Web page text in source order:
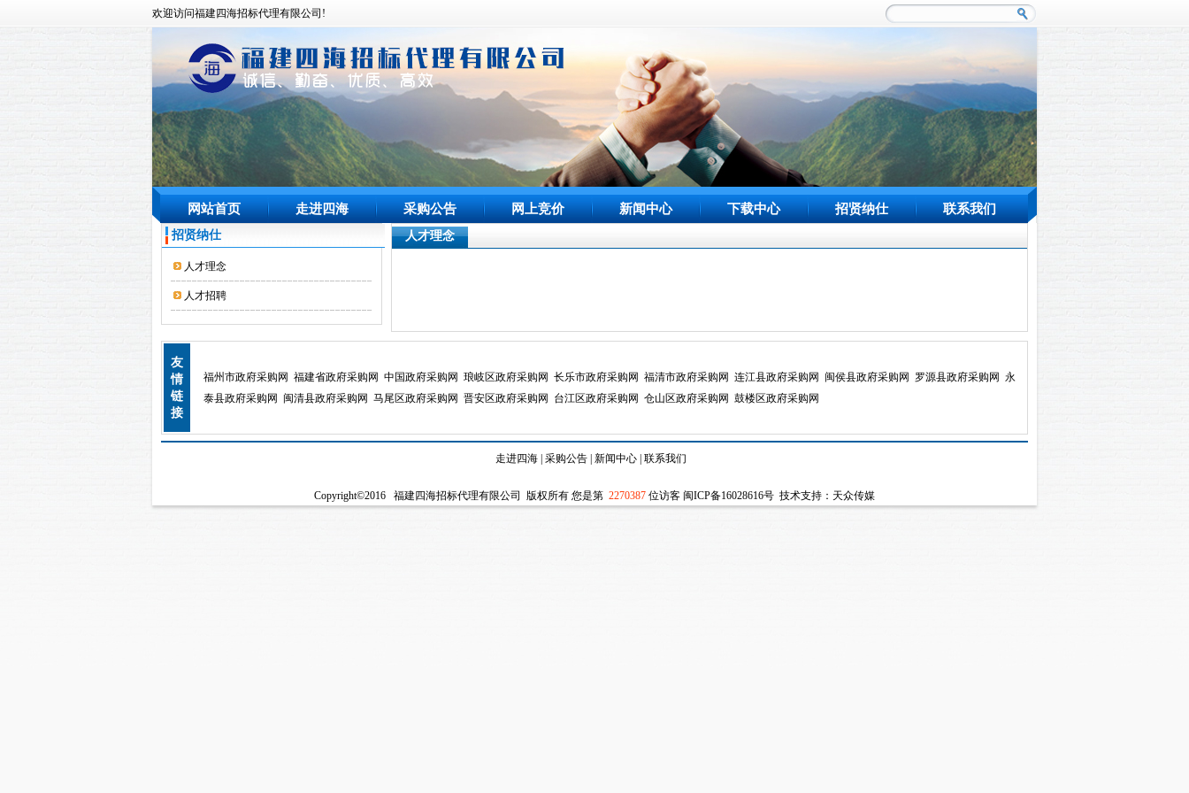
欢迎访问福建四海招标代理有限公司!
网站首页 走进四海 采购公告 网上竞价 新闻中心 下载中心 招贤纳仕 联系我们
招贤纳仕
人才理念
人才招聘
人才理念
友
情
链
接
福州市政府采购网 福建省政府采购网 中国政府采购网 琅岐区政府采购网 长乐市政府采购网 福清市政府采购网 连江县政府采购网 闽侯县政府采购网 罗源县政府采购网 永
泰县政府采购网 闽清县政府采购网 马尾区政府采购网 晋安区政府采购网 台江区政府采购网 仓山区政府采购网 鼓楼区政府采购网
走进四海| 采购公告| 新闻中心| 联系我们
Copyright©2016 福建四海招标代理有限公司 版权所有 您是第 2270387 位访客 闽ICP备16028616号 技术支持：天众传媒